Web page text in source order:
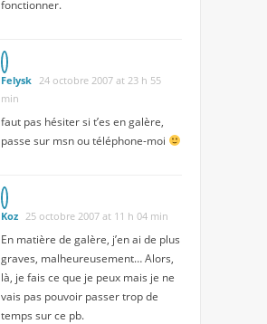
fonctionner.
Felysk 24 octobre 2007 at 23 h 55
min
faut pas hésiter si t’es en galère,
passe sur msn ou téléphone-moi
Koz 25 octobre 2007 at 11 h 04 min
En matière de galère, j’en ai de plus
graves, malheureusement… Alors,
là, je fais ce que je peux mais je ne
vais pas pouvoir passer trop de
temps sur ce pb.